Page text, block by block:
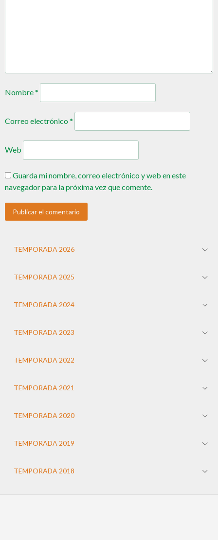
Nombre*
Correo electrónico*
Web
Guarda mi nombre, correo electrónico y web en este
navegador para la próxima vez que comente.
TEMPORADA 2026
TEMPORADA 2025
TEMPORADA 2024
TEMPORADA 2023
TEMPORADA 2022
TEMPORADA 2021
TEMPORADA 2020
TEMPORADA 2019
TEMPORADA 2018